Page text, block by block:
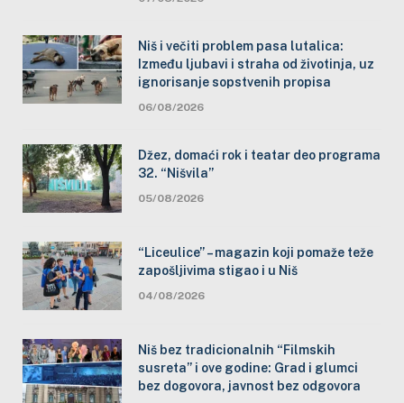
Niš i večiti problem pasa lutalica:
Između ljubavi i straha od životinja, uz
ignorisanje sopstvenih propisa
06/08/2026
Džez, domaći rok i teatar deo programa
32. “Nišvila”
05/08/2026
“Liceulice” – magazin koji pomaže teže
zapošljivima stigao i u Niš
04/08/2026
Niš bez tradicionalnih “Filmskih
susreta” i ove godine: Grad i glumci
bez dogovora, javnost bez odgovora